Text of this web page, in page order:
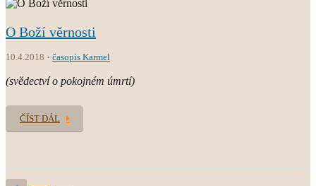
O Boží věrnosti
10.4.2018 časopis Karmel
(svědectví o pokojném úmrtí)
ČÍST DÁL